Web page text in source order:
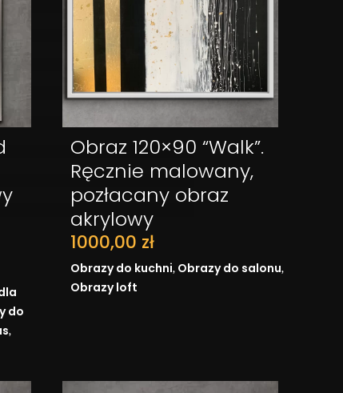
do
,
Obraz 120×90 “Walk”.
Ręcznie malowany,
pozłacany obraz
akrylowy
1000,00 zł
Obrazy do kuchni, Obrazy do salonu,
Obrazy loft
DODAJ DO KOSZYKA